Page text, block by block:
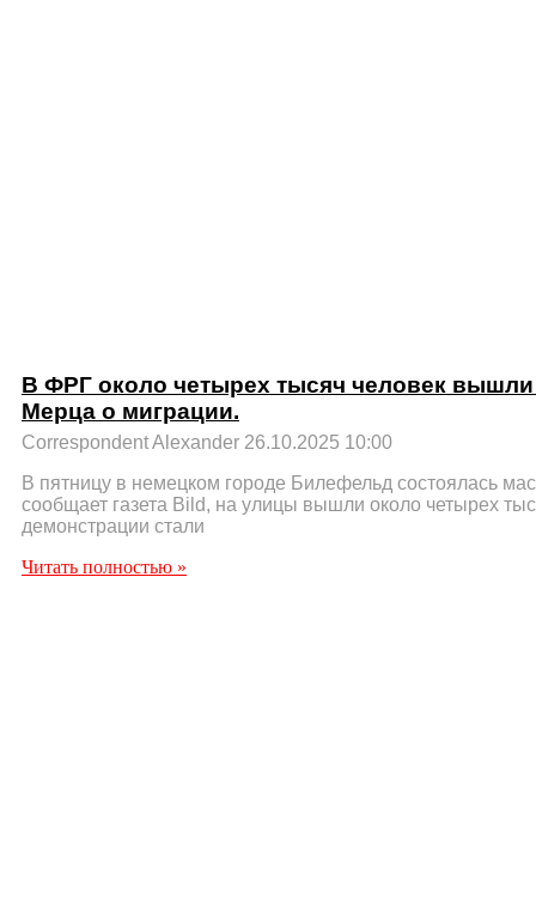
В ФРГ около четырех тысяч человек вышли
Мерца о миграции.
Correspondent Alexander 26.10.2025 10:00
В пятницу в немецком городе Билефельд состоялась
сообщает газета Bild, на улицы вышли около четырех
демонстрации стали
Читать полностью »